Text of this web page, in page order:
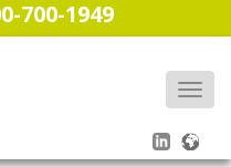
700-1949